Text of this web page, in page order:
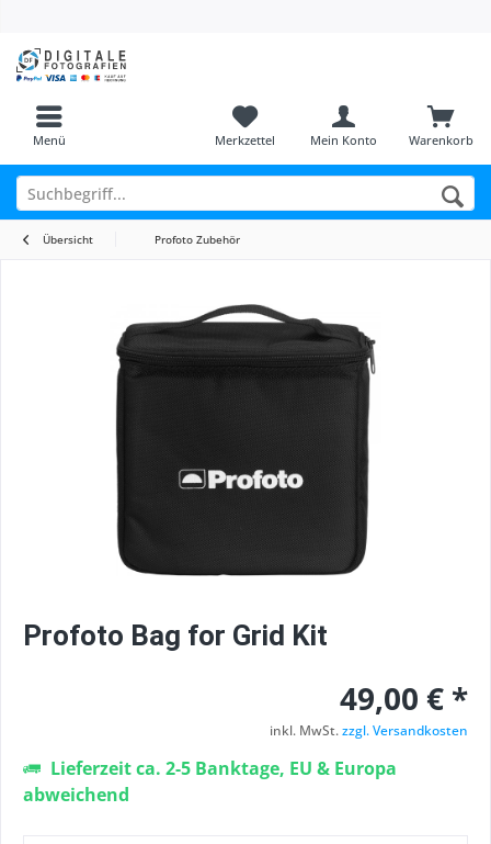
Menü Warenkorb
Merkzettel Mein Konto
Übersicht Profoto Zubehör
Profoto Bag for Grid Kit
49,00 € *
inkl. MwSt.zzgl. Versandkosten
Lieferzeit ca. 2-5 Banktage, EU & Europa
abweichend